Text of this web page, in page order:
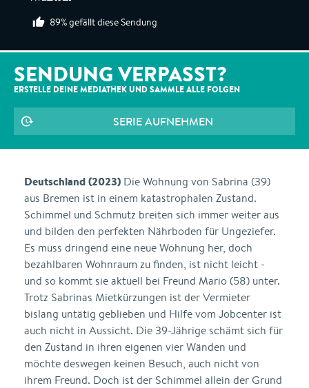
89% gefällt diese Sendung
SENDUNG VERPASST?
ERSTELLE DEINE MEDIATHEK UND SAMMLE ALLE FOLGEN
SERIE AUFNEHMEN
Deutschland (2023) Die Wohnung von Sabrina (39)
aus Bremen ist in einem katastrophalen Zustand.
Schimmel und Schmutz breiten sich immer weiter aus
und bilden den perfekten Nährboden für Ungeziefer.
Es muss dringend eine neue Wohnung her, doch
bezahlbaren Wohnraum zu finden, ist nicht leicht -
und so kommt sie aktuell bei Freund Mario (58) unter.
Trotz Sabrinas Mietkürzungen ist der Vermieter
bislang untätig geblieben und Hilfe vom Jobcenter ist
auch nicht in Aussicht. Die 39-Jährige schämt sich für
den Zustand in ihren eigenen vier Wänden und
möchte deswegen keinen Besuch, auch nicht von
ihrem Freund. Doch ist der Schimmel allein der Grund